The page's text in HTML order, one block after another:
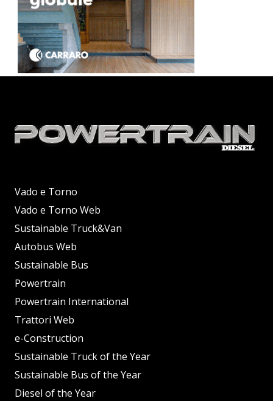
Vado e Torno
Vado e Torno Web
Sustainable Truck&Van
Autobus Web
Sustainable Bus
Powertrain
Powertrain International
Trattori Web
e-Construction
Sustainable Truck of the Year
Sustainable Bus of the Year
Diesel of the Year